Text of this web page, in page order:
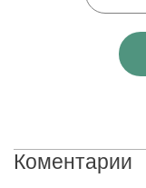
Коментарии